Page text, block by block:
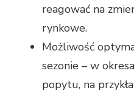
reagować na
rynkowe.
Możliwość
sezonie – w
popytu, na